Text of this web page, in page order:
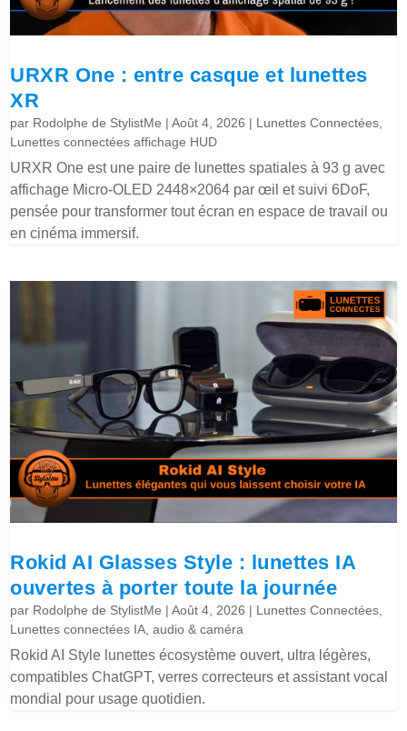
URXR One : entre casque et lunettes
XR
par Rodolphe de StylistMe |Août 4, 2026 | Lunettes Connectées,
Lunettes connectées affichage HUD
URXR One est une paire de lunettes spatiales à 93 g avec
affichage Micro-OLED 2448×2064 par œil et suivi 6DoF,
pensée pour transformer tout écran en espace de travail ou
en cinéma immersif.
Rokid AI Glasses Style : lunettes IA
ouvertes à porter toute la journée
par Rodolphe de StylistMe |Août 4, 2026 | Lunettes Connectées,
Lunettes connectées IA, audio & caméra
Rokid AI Style lunettes écosystème ouvert, ultra légères,
compatibles ChatGPT, verres correcteurs et assistant vocal
mondial pour usage quotidien.